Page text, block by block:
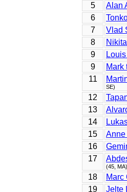
5
Alan
6
7
Vlad
8
9
9
Mark
11
SE)
12
13
14
15
Anne
16
17
(45, MA)
18 Marc
19
Jelte